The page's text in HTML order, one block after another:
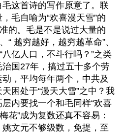
这首诗的写作原意了。联
毛自喻为“欢喜漫天雪”的
的。毛是不是说过大量的
“ 越穷越好，越穷越革命”、
八亿人口，不斗行吗？”之类
国27年，搞过五十多个劳
，平均每年两个，中共及
困处于“漫天大雪”之中？我
内要找一个和毛同样“欢喜
花”成为复数还真不容易：
文元不够级数，免提，至